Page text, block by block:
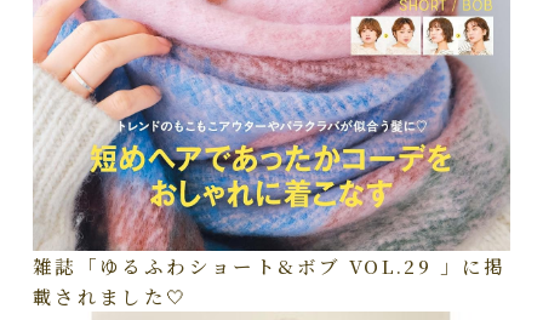
雑誌「ゆるふわショート&ボブ VOL.29 」に掲
載されました🤍